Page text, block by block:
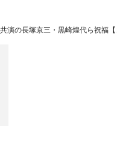
演の長塚京三・黒崎煌代ら祝福【